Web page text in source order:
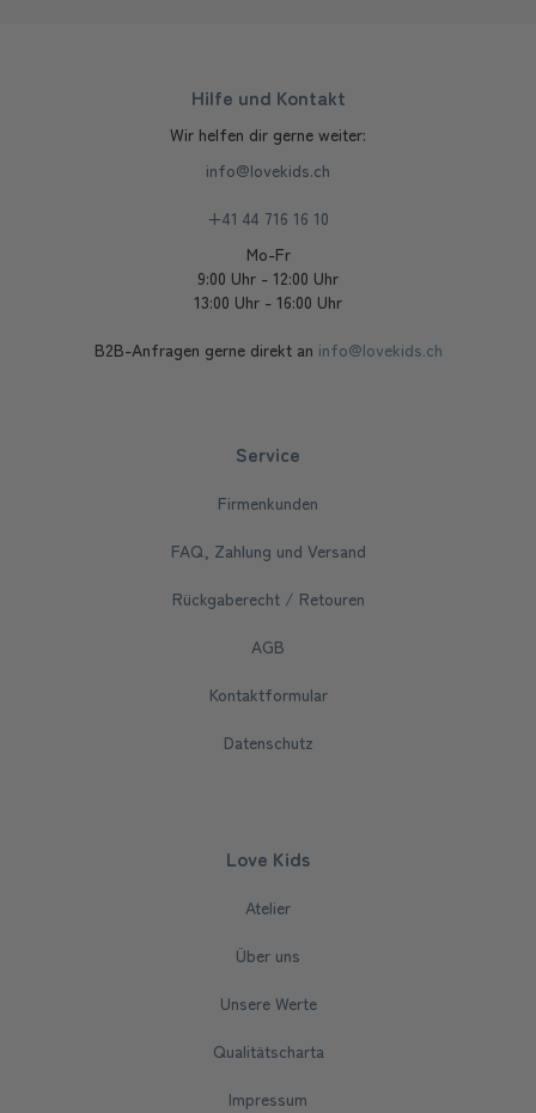
Hilfe und Kontakt
Wir helfen dir gerne weiter:
info@lovekids.ch
+41 44 716 16 10
Mo-Fr
9:00 Uhr - 12:00 Uhr
13:00 Uhr - 16:00 Uhr
B2B-Anfragen gerne direkt an info@lovekids.ch
Service
Firmenkunden
FAQ, Zahlung und Versand
Rückgaberecht / Retouren
AGB
Kontaktformular
Datenschutz
Love Kids
Atelier
Über uns
Unsere Werte
Qualitätscharta
Impressum